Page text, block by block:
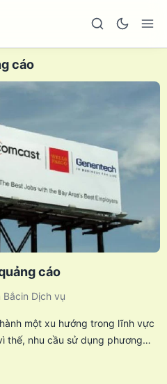
cáo
cáo
Bắcin Dịch vụ
một xu hướng trong lĩnh vực
thế, nhu cầu sử dụng phương…